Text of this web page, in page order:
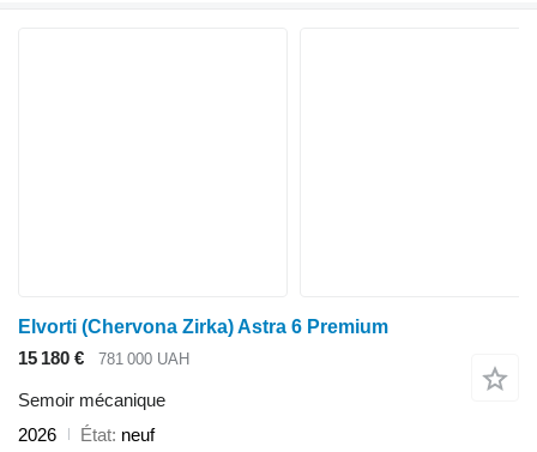
Elvorti (Chervona Zirka) Astra 6 Premium
15 180 €
781 000 UAH
Semoir mécanique
2026
État neuf